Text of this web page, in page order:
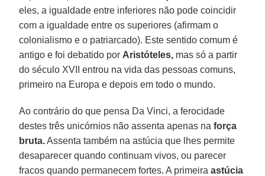
eles, a igualdade entre inferiores não pode coincidir
com a igualdade entre os superiores (afirmam o
colonialismo e o patriarcado). Este sentido comum é
antigo e foi debatido por Aristóteles, mas só a partir
do século XVII entrou na vida das pessoas comuns,
primeiro na Europa e depois em todo o mundo.
Ao contrário do que pensa Da Vinci, a ferocidade
destes três unicórnios não assenta apenas naforça
bruta.Assenta também na astúcia que lhes permite
desaparecer quando continuam vivos, ou parecer
fracos quando permanecem fortes. A primeiraastúcia